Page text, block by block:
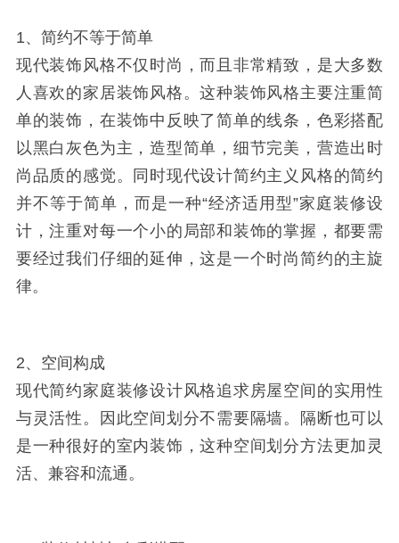
1、简约不等于简单
现代装饰风格不仅时尚，而且非常精致，是大多数
人喜欢的家居装饰风格。这种装饰风格主要注重简
单的装饰，在装饰中反映了简单的线条，色彩搭配
以黑白灰色为主，造型简单，细节完美，营造出时
尚品质的感觉。同时现代设计简约主义风格的简约
并不等于简单，而是一种“经济适用型”家庭装修设
计，注重对每一个小的局部和装饰的掌握，都要需
要经过我们仔细的延伸，这是一个时尚简约的主旋
律。
2、空间构成
现代简约家庭装修设计风格追求房屋空间的实用性
与灵活性。因此空间划分不需要隔墙。隔断也可以
是一种很好的室内装饰，这种空间划分方法更加灵
活、兼容和流通。